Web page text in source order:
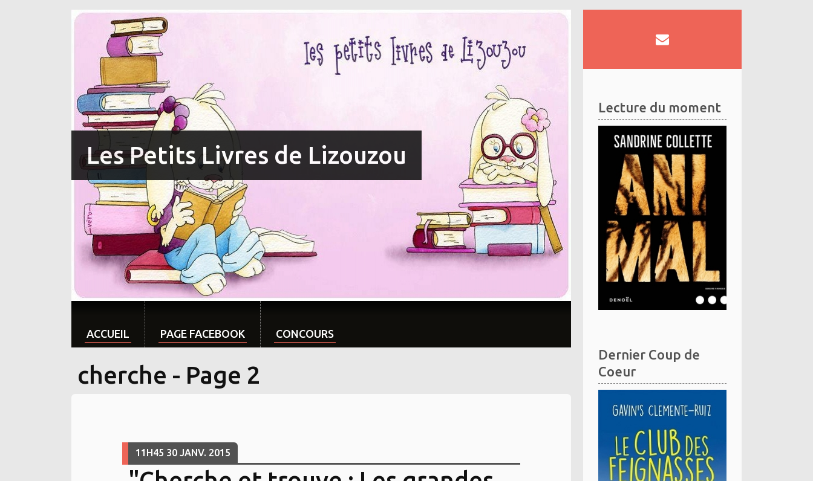
Les Petits Livres de Lizouzou
ACCUEIL PAGE FACEBOOK CONCOURS
cherche - Page 2
11H45 30 JANV. 2015
Lecture du moment
Dernier Coup de
Coeur